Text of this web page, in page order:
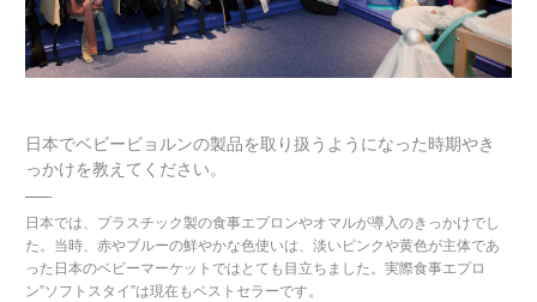
日本でベビービョルンの製品を取り扱うようになった時期やき
っかけを教えてください。
日本では、プラスチック製の食事エプロンやオマルが導入のきっかけでし
た。当時、赤やブルーの鮮やかな色使いは、淡いピンクや黄色が主体であ
った日本のベビーマーケットではとても目立ちました。実際食事エプロ
ン”ソフトスタイ”は現在もベストセラーです。